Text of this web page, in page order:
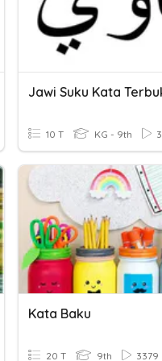
10 T KG - 9th 3
Kata Baku
20 T 9th 3379